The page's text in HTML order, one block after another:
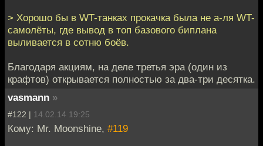
> Хорошо бы в WT-танках прокачка была не а-ля WT-
самолёты, где вывод в топ базового биплана
выливается в сотню боёв.
Благодаря акциям, на деле третья эра (один из
крафтов) открывается полностью за два-три десятка.
vasmann »
#122 | 14.02.14 19:25
Кому: Mr. Moonshine, #119